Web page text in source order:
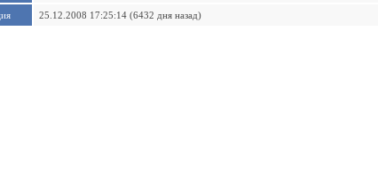
25.12.2008 17:25:14 (6432 дня назад)